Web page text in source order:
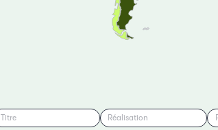
Titre Réalisation